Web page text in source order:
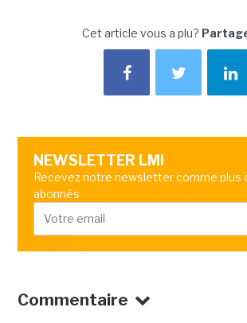
Cet article vous a plu?
NEWSLETTER LMI
Recevez notre newsletter comme plus
abonnés
Commentaire